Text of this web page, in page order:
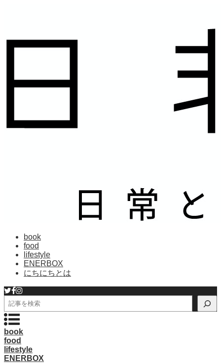
book
food
lifestyle
ENERBOX
にちにちとは
検
索
book
food
lifestyle
ENERBOX